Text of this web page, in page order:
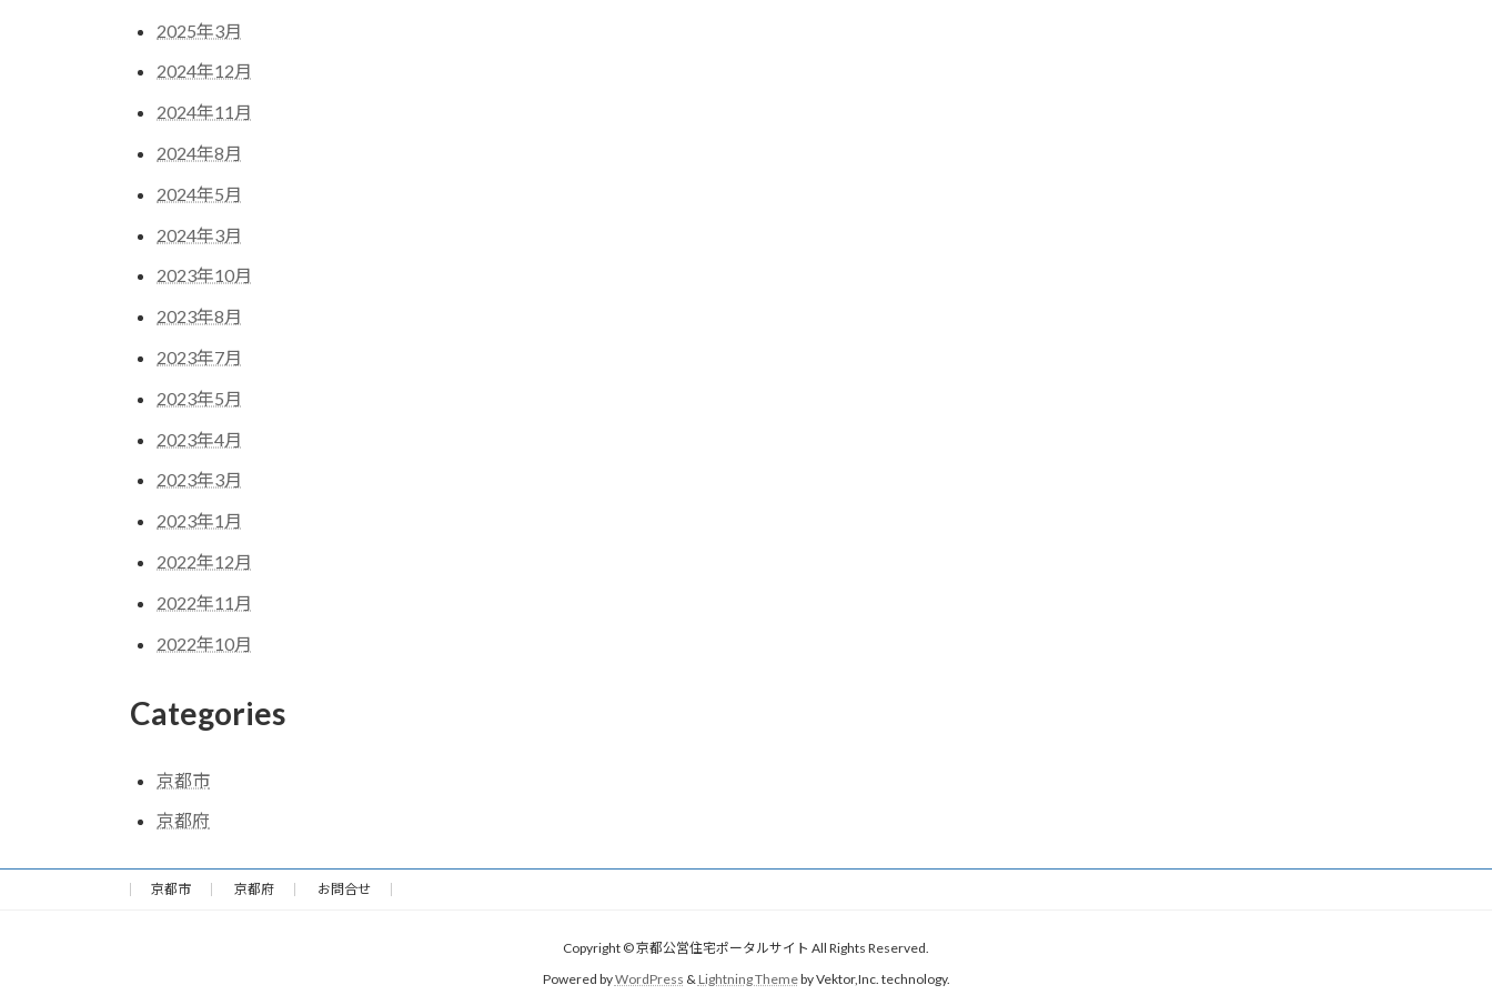
2025年3月
2024年12月
2024年11月
2024年8月
2024年5月
2024年3月
2023年10月
2023年8月
2023年7月
2023年5月
2023年4月
2023年3月
2023年1月
2022年12月
2022年11月
2022年10月
Categories
京都市
京都府
京都市 京都府 お問合せ
Copyright © 京都公営住宅ポータルサイト All Rights Reserved.
Powered byWordPress & Lightning Themeby Vektor,Inc. technology.